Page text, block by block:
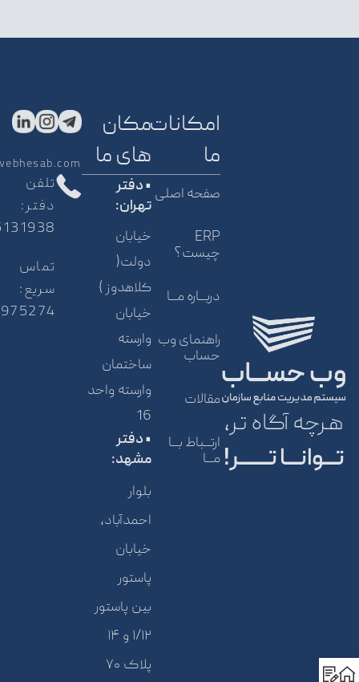
هرچه آگاه تر،
تـــوانـــا تـــــــر!
امکانات
ما
صفحه اصلی
ERP
چیست؟
دربــاره مــا
راهنمای وب
حساب
مقالات
ارتــباط بــا
مــا
مکان
های ما
• دفتر
تهران:
خیابان
دولت(
کلاهدوز )
خیابان
وارسته
ساختمان
وارسته واحد
16
• دفتر
مشهد:
بلوار
احمدآباد،
خیابان
پاستور
بین پاستور
۱/۱۲ و ۱۴
پلاک ۷۰
تلفن
دفتر:
تماس
سریع: